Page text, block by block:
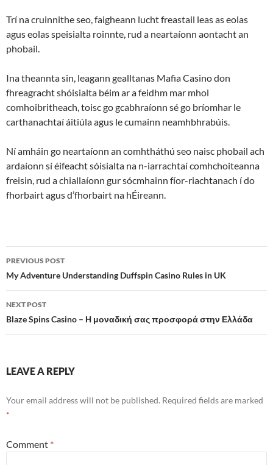
Trí na cruinnithe seo, faigheann lucht freastail leas as eolas
agus eolas speisialta roinnte, rud a neartaíonn aontacht an
phobail.
Ina theannta sin, leagann gealltanas Mafia Casino don
fhreagracht shóisialta béim ar a feidhm mar mhol
comhoibritheach, toisc go gcabhraíonn sé go bríomhar le
carthanachtaí áitiúla agus le cumainn neamhbhrabúis.
Ní amháin go neartaíonn an comhtháthú seo naisc phobail ach
ardaíonn sí éifeacht sóisialta na n-iarrachtaí comhchoiteanna
freisin, rud a chiallaíonn gur sócmhainn fíor-riachtanach í do
fhorbairt agus d’fhorbairt na hÉireann.
Post
navigation
PREVIOUS POST
My Adventure Understanding Duffspin Casino Rules in UK
NEXT POST
Blaze Spins Casino – Η μοναδική σας προσφορά στην Ελλάδα
LEAVE A REPLY
Your email address will not be published. Required fields are marked
*
Comment *